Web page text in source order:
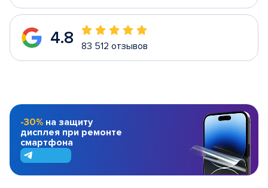
4.8 83 512 отзывов
-30% на защиту
дисплея при ремонте
смартфона